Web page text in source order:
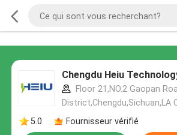
Chengdu Heiu
Floor 21,NO.2 Gaopan
District,Chengdu,Sichuan,LA
5.0
Fournisseur vérifié